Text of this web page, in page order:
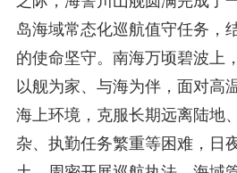
岛海域常态化巡航值守任务，
的使命坚守。南海万顷碧波上
以舰为家、与海为伴，面对高
海上环境，克服长期远离陆地
杂、执勤任务繁重等困难，日